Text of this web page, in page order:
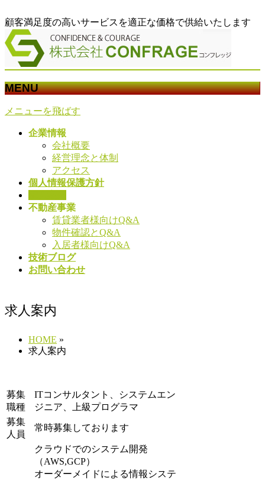
顧客満足度の高いサービスを適正な価格で供給いたします
MENU
メニューを飛ばす
企業情報
会社概要
経営理念と体制
アクセス
個人情報保護方針
不動産事業
賃貸業者様向けQ&A
物件確認とQ&A
入居者様向けQ&A
技術ブログ
お問い合わせ
求人案内
HOME »
求人案内
募集
職種
ITコンサルタント、システムエン
ジニア、上級プログラマ
募集
人員
常時募集しております
クラウドでのシステム開発
（AWS,GCP）
オーダーメイドによる情報システ